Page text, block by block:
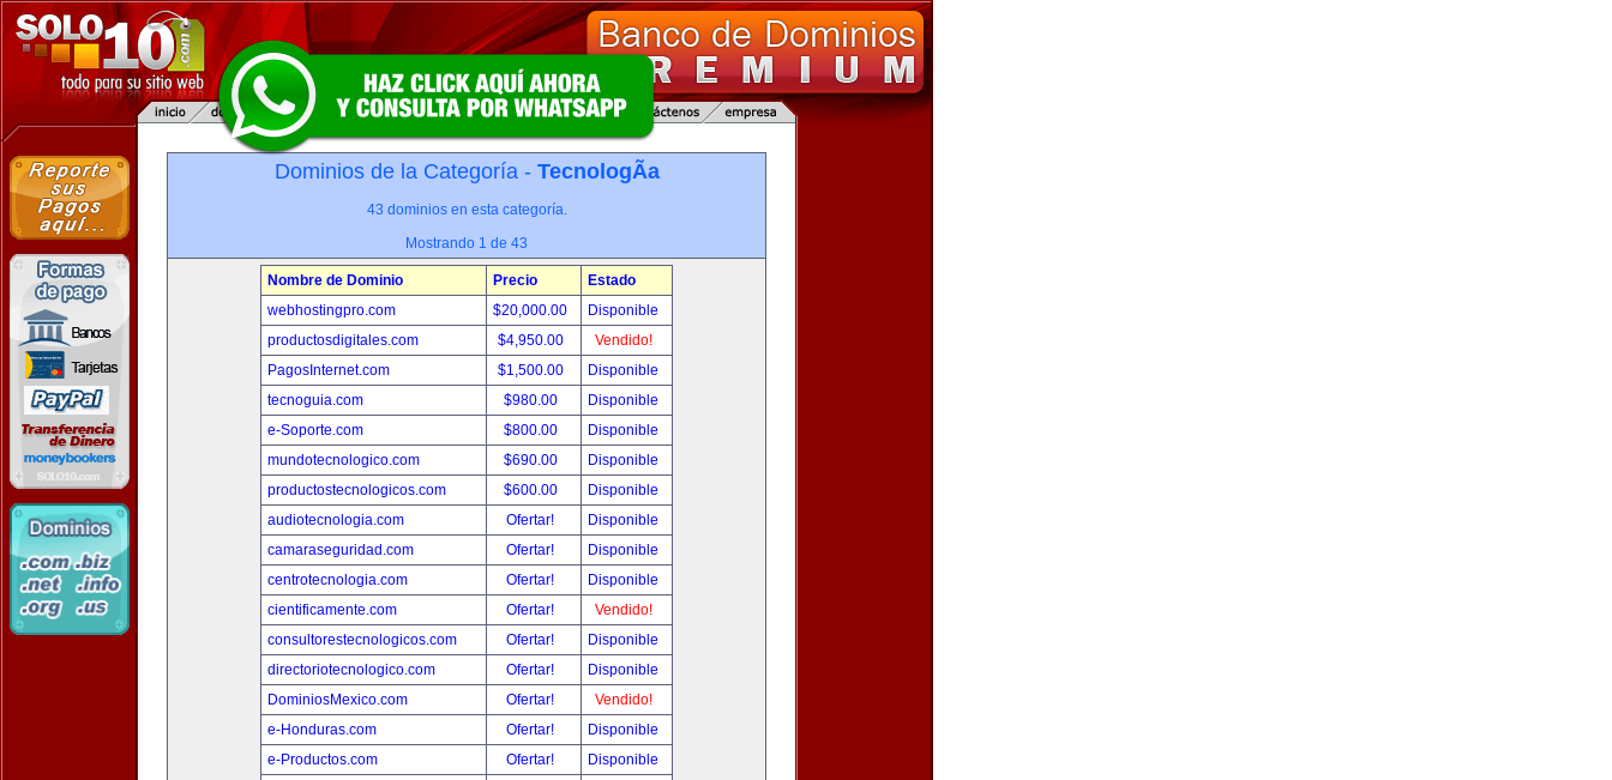
Dominios de la Categoría - TecnologÃ­a
43 dominios en esta categoría.
Mostrando 1 de 43
Nombre de Dominio Precio
Estado
webhostingpro.com
$20,000.00
Disponible
productosdigitales.com
$4,950.00
Vendido!
PagosInternet.com
$1,500.00
Disponible
tecnoguia.com
$980.00
Disponible
e-Soporte.com
$800.00
Disponible
mundotecnologico.com
$690.00
Disponible
productostecnologicos.com
$600.00
Disponible
audiotecnologia.com
Ofertar!
Disponible
camaraseguridad.com
Ofertar!
Disponible
centrotecnologia.com
Ofertar!
Disponible
cientificamente.com
Ofertar!
Vendido!
consultorestecnologicos.com
Ofertar!
Disponible
directoriotecnologico.com
Ofertar!
Disponible
DominiosMexico.com
Ofertar!
Vendido!
e-Honduras.com
Ofertar!
Disponible
e-Productos.com
Ofertar!
Disponible